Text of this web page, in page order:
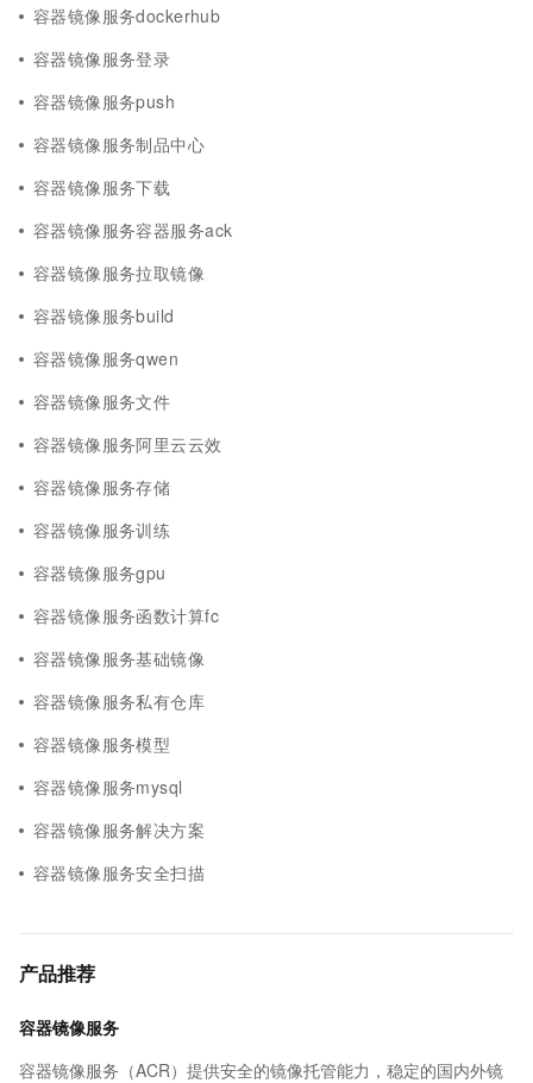
容器镜像服务dockerhub
容器镜像服务登录
容器镜像服务push
容器镜像服务制品中心
容器镜像服务下载
容器镜像服务容器服务ack
容器镜像服务拉取镜像
容器镜像服务build
容器镜像服务qwen
容器镜像服务文件
容器镜像服务阿里云云效
容器镜像服务存储
容器镜像服务训练
容器镜像服务gpu
容器镜像服务函数计算fc
容器镜像服务基础镜像
容器镜像服务私有仓库
容器镜像服务模型
容器镜像服务mysql
容器镜像服务解决方案
容器镜像服务安全扫描
产品推荐
容器镜像服务
容器镜像服务（ACR）提供安全的镜像托管能力，稳定的国内外镜